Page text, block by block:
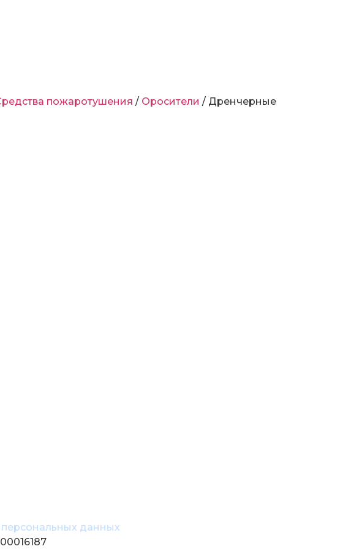
пожаротушения / Оросители / Дренчерные
персональных данных